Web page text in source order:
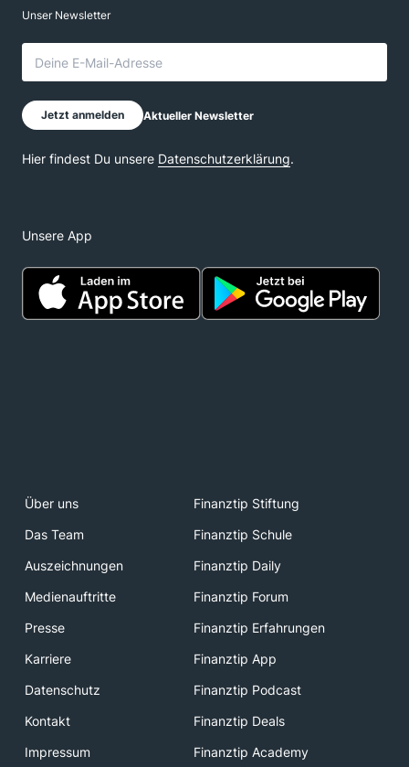
Unsere App
Über uns
Finanztip Stiftung
Das Team
Finanztip Schule
Auszeichnungen
Finanztip Daily
Medienauftritte
Finanztip Forum
Presse
Finanztip Erfahrungen
Karriere
Finanztip App
Datenschutz
Finanztip Podcast
Kontakt
Finanztip Deals
Impressum
Finanztip Academy